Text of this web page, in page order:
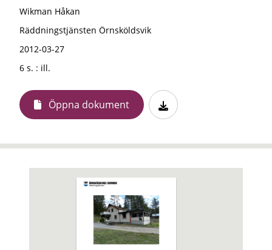
Wikman Håkan
Räddningstjänsten Örnsköldsvik
2012-03-27
6 s. : ill.
Öppna dokument